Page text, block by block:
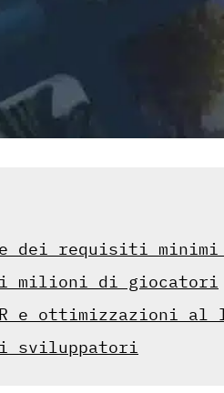
dei requisiti minimi
milioni di giocatori
e ottimizzazioni al
sviluppatori